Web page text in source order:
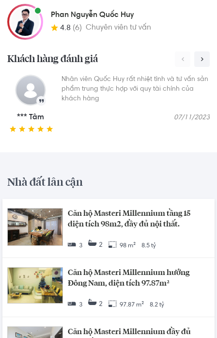
Phan Nguyễn Quốc Huy
4.8 (6) Chuyên viên tư vấn
Khách hàng đánh giá
*** Tâm
Nhân viên Quốc Huy rất nhiệt tình và tư vấn sản
phẩm trung thực hợp với quy tài chính của
khách hàng
07/11/2023
Nhà đất lân cận
Căn hộ Masteri Millennium tầng 15
diện tích 98m2, đầy đủ nội thất.
3 2 98 m² 8.5 tỷ
Căn hộ Masteri Millennium hướng
Đông Nam, diện tích 97.87m²
3 2 97.87 m² 8.2 tỷ
Căn hộ Masteri Millennium đầy đủ